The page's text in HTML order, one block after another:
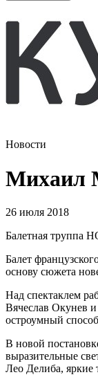
Новости
Михаил
26 июля 2018
Балетная труппа
Балет
основу сюжета
Над спектаклем
Вячеслав Окунев
остроумный
В новой
выразительные
Лео Делиба, яркие